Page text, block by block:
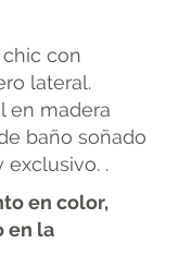
con
lateral.
en madera
baño soñado
exclusivo. .
en color,
en la